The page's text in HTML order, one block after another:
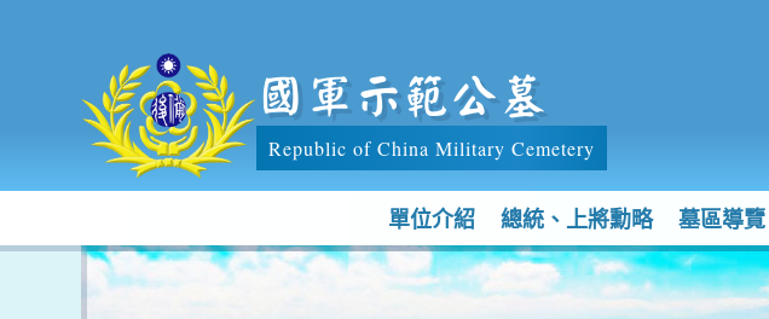
國軍示範公墓
Republic of China Military Cemetery
單位介紹 總統、上將勳略 墓區導覽